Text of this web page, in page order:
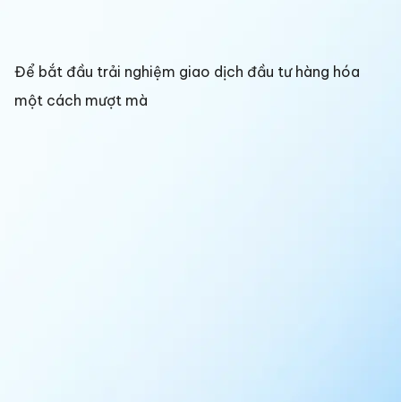
Để bắt đầu trải nghiệm giao dịch đầu tư hàng hóa
một cách mượt mà